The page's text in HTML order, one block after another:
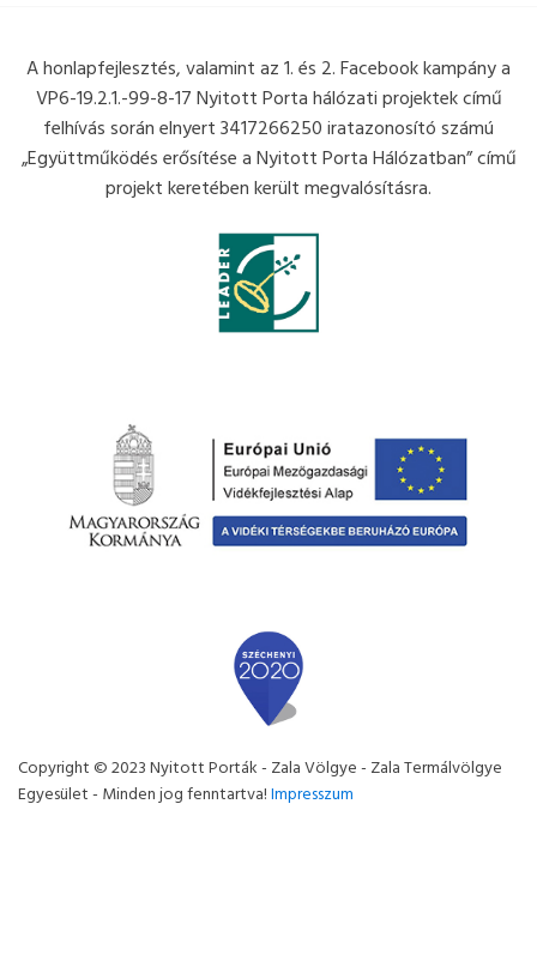
A honlapfejlesztés, valamint az 1. és 2. Facebook kampány a
VP6-19.2.1.-99-8-17 Nyitott Porta hálózati projektek című
felhívás során elnyert 3417266250 iratazonosító számú
„Együttműködés erősítése a Nyitott Porta Hálózatban” című
projekt keretében került megvalósításra.
Copyright © 2023 Nyitott Porták - Zala Völgye - Zala Termálvölgye
Egyesület - Minden jog fenntartva!Impresszum